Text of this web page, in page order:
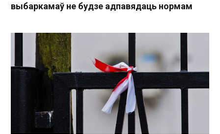
выбаркамаў не будзе адпавядаць нормам